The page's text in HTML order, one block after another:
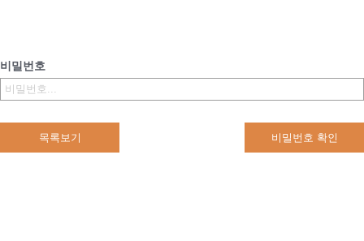
비밀번호
목록보기 비밀번호 확인